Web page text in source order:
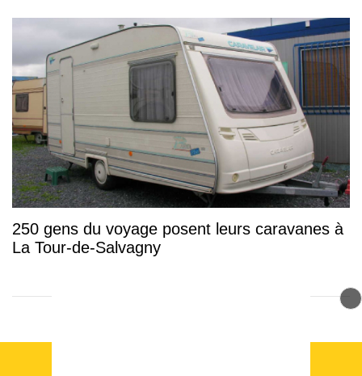
250 gens du voyage posent leurs caravanes à
La Tour-de-Salvagny